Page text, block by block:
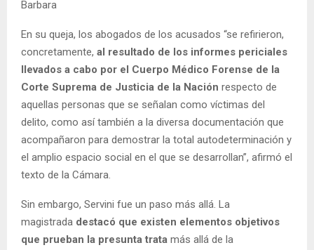
Barbara
En su queja, los abogados de los acusados “se refirieron,
concretamente, al resultado de los informes periciales
llevados a cabo por el Cuerpo Médico Forense de la
Corte Suprema de Justicia de la Nación respecto de
aquellas personas que se señalan como víctimas del
delito, como así también a la diversa documentación que
acompañaron para demostrar la total autodeterminación y
el amplio espacio social en el que se desarrollan”, afirmó el
texto de la Cámara.
Sin embargo, Servini fue un paso más allá. La
magistrada destacó que existen elementos objetivos
que prueban la presunta trata más allá de la